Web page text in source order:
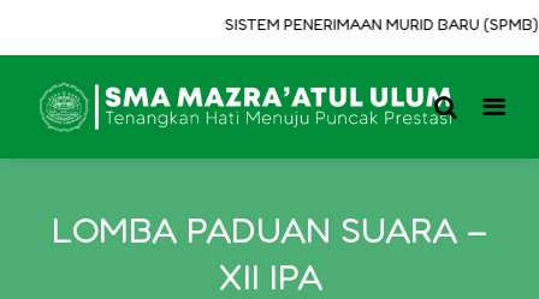
SISTEM PENERIMAAN MURID BARU
LOMBA PADUAN SUARA –
XII IPA